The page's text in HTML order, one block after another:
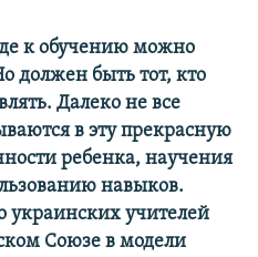
к обучению можно
должен быть тот, кто
Далеко не все
в эту прекрасную
ребенка, научения
навыков.
украинских учителей
Союзе в модели